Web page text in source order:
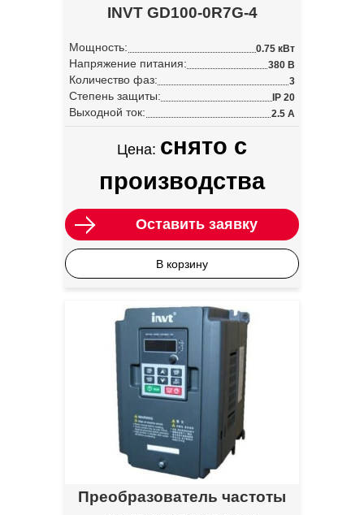
INVT GD100-0R7G-4
Мощность: 0.75 кВт
Напряжение питания: 380 В
Количество фаз: 3
Степень защиты: IP 20
Выходной ток: 2.5 А
Цена: снято с
производства
Оставить заявку
В корзину
Преобразователь частоты